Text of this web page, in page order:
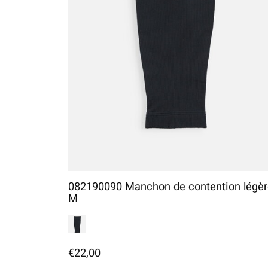
082190090 Manchon de contention
M
€22,00